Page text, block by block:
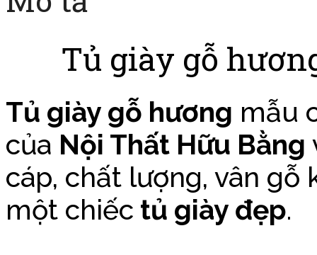
Tủ giày gỗ
Tủ giày gỗ hương mẫu
của Nội Thất Hữu Bằng
cáp, chất lượng, vân
một chiếc tủ giày đẹp.